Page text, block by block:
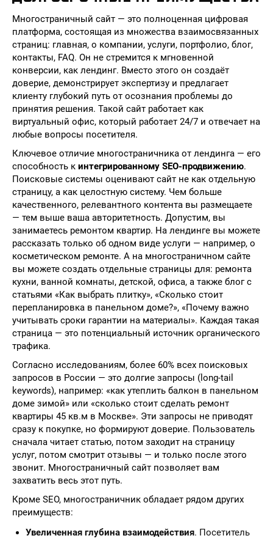
Многостраничный сайт — это полноценная цифровая
платформа, состоящая из множества взаимосвязанных
страниц: главная, о компании, услуги, портфолио, блог,
контакты, FAQ. Он не стремится к мгновенной
конверсии, как лендинг. Вместо этого он создаёт
доверие, демонстрирует экспертизу и предлагает
клиенту глубокий путь от осознания проблемы до
принятия решения. Такой сайт работает как
виртуальный офис, который работает 24/7 и отвечает на
любые вопросы посетителя.
Ключевое отличие многостраничника от лендинга — его
способность к интегрированному SEO-продвижению.
Поисковые системы оценивают сайт не как отдельную
страницу, а как целостную систему. Чем больше
качественного, релевантного контента вы размещаете
— тем выше ваша авторитетность. Допустим, вы
занимаетесь ремонтом квартир. На лендинге вы можете
рассказать только об одном виде услуги — например, о
косметическом ремонте. А на многостраничном сайте
вы можете создать отдельные страницы для: ремонта
кухни, ванной комнаты, детской, офиса, а также блог с
статьями «Как выбрать плитку», «Сколько стоит
перепланировка в панельном доме?», «Почему важно
учитывать сроки гарантии на материалы». Каждая такая
страница — это потенциальный источник органического
трафика.
Согласно исследованиям, более 60% всех поисковых
запросов в России — это долгие запросы (long-tail
keywords), например: «как утеплить балкон в панельном
доме зимой» или «сколько стоит сделать ремонт
квартиры 45 кв.м в Москве». Эти запросы не приводят
сразу к покупке, но формируют доверие. Пользователь
сначала читает статью, потом заходит на страницу
услуг, потом смотрит отзывы — и только после этого
звонит. Многостраничный сайт позволяет вам
захватить весь этот путь.
Кроме SEO, многостраничник обладает рядом других
преимуществ:
Увеличенная глубина взаимодействия. Посетитель